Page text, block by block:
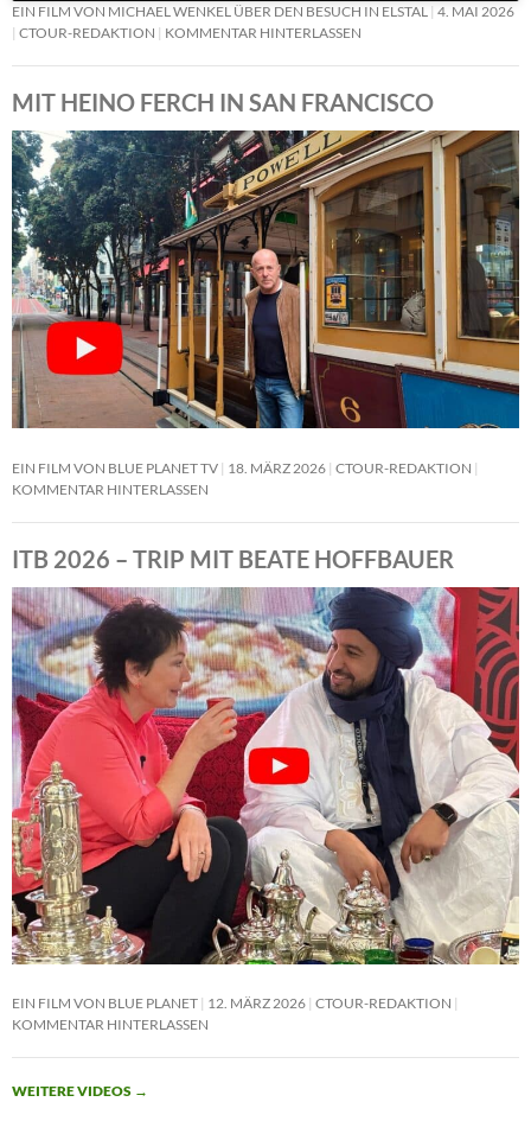
EIN FILM VON MICHAEL WENKEL ÜBER DEN BESUCH IN ELSTAL
4. MAI 2026
CTOUR-REDAKTION
KOMMENTAR HINTERLASSEN
MIT HEINO FERCH IN SAN FRANCISCO
EIN FILM VON BLUE PLANET TV 18. MÄRZ 2026 CTOUR-REDAKTION
KOMMENTAR HINTERLASSEN
ITB 2026 – TRIP MIT BEATE HOFFBAUER
EIN FILM VON BLUE PLANET 12. MÄRZ 2026 CTOUR-REDAKTION
KOMMENTAR HINTERLASSEN
WEITERE VIDEOS →